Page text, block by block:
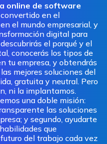
online de software
en el
el mundo empresarial, y
digital para
el porqué y el
conocerás los tipos de
tu empresa, y obtendrás
mejores soluciones del
gratuita y neutral. Pero
ni la implantamos.
una doble misión:
las soluciones
y segundo, ayudarte
que
del trabajo cada vez